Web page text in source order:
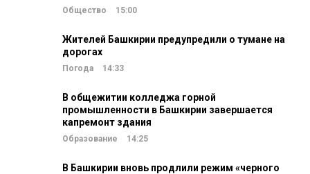
Общество 15:00
Жителей Башкирии предупредили о тумане на
дорогах
Погода 14:33
В общежитии колледжа горной
промышленности в Башкирии завершается
капремонт здания
Образование 14:25
В Башкирии вновь продлили режим «черного